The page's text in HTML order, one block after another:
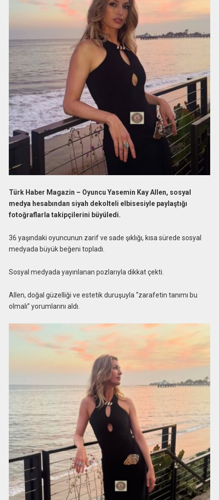
Türk Haber Magazin – Oyuncu Yasemin Kay Allen, sosyal
medya hesabından siyah dekolteli elbisesiyle paylaştığı
fotoğraflarla takipçilerini büyüledi.
36 yaşındaki oyuncunun zarif ve sade şıklığı, kısa sürede sosyal
medyada büyük beğeni topladı.
Sosyal medyada yayınlanan pozlarıyla dikkat çekti.
Allen, doğal güzelliği ve estetik duruşuyla “zarafetin tanımı bu
olmalı” yorumlarını aldı.